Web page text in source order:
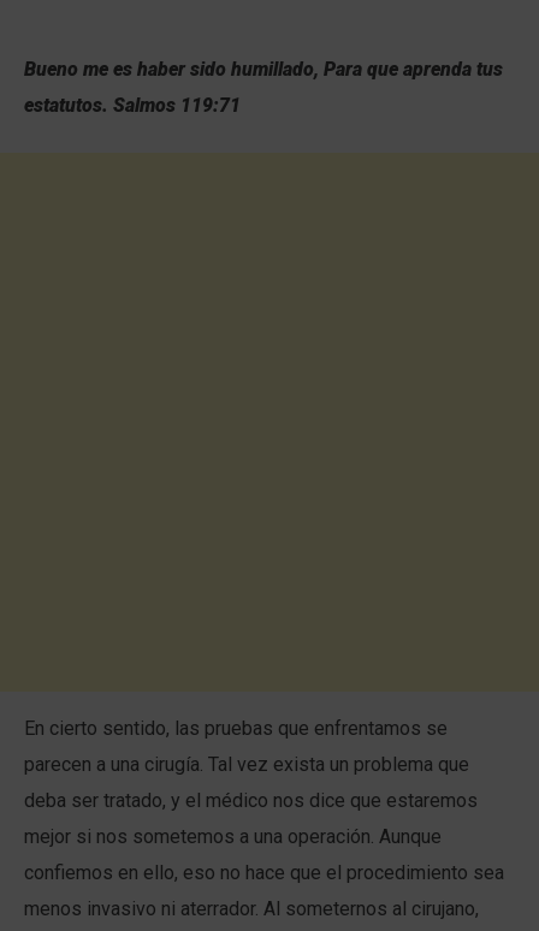
Bueno me es haber sido humillado, Para que aprenda tus
estatutos. Salmos 119:71
En cierto sentido, las pruebas que enfrentamos se
parecen a una cirugía. Tal vez exista un problema que
deba ser tratado, y el médico nos dice que estaremos
mejor si nos sometemos a una operación. Aunque
confiemos en ello, eso no hace que el procedimiento sea
menos invasivo ni aterrador. Al someternos al cirujano,